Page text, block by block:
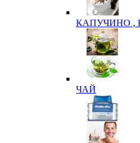
КАПУЧИНО ,
ЧАЙ